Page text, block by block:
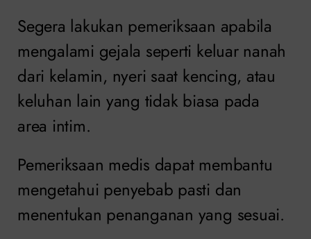
Segera lakukan pemeriksaan apabila
mengalami gejala seperti keluar nanah
dari kelamin, nyeri saat kencing, atau
keluhan lain yang tidak biasa pada
area intim.
Pemeriksaan medis dapat membantu
mengetahui penyebab pasti dan
menentukan penanganan yang sesuai.